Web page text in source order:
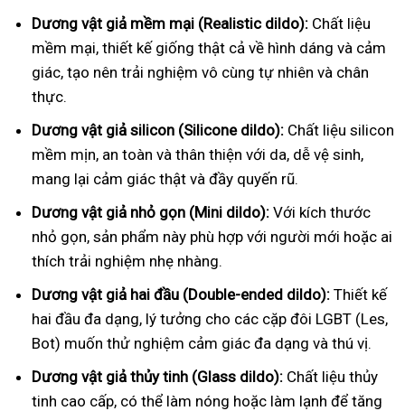
Dương vật giả mềm mại (Realistic dildo): Chất liệu
mềm mại, thiết kế giống thật cả về hình dáng và cảm
giác, tạo nên trải nghiệm vô cùng tự nhiên và chân
thực.
Dương vật giả silicon (Silicone dildo): Chất liệu silicon
mềm mịn, an toàn và thân thiện với da, dễ vệ sinh,
mang lại cảm giác thật và đầy quyến rũ.
Dương vật giả nhỏ gọn (Mini dildo): Với kích thước
nhỏ gọn, sản phẩm này phù hợp với người mới hoặc ai
thích trải nghiệm nhẹ nhàng.
Dương vật giả hai đầu (Double-ended dildo): Thiết kế
hai đầu đa dạng, lý tưởng cho các cặp đôi LGBT (Les,
Bot) muốn thử nghiệm cảm giác đa dạng và thú vị.
Dương vật giả thủy tinh (Glass dildo): Chất liệu thủy
tinh cao cấp, có thể làm nóng hoặc làm lạnh để tăng